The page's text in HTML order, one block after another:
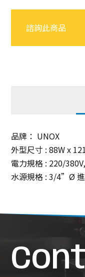
諮詢此商品
品牌： UNOX
外型尺寸 : 88W x
電力規格 : 220/
水源規格 : 3/4”Ø